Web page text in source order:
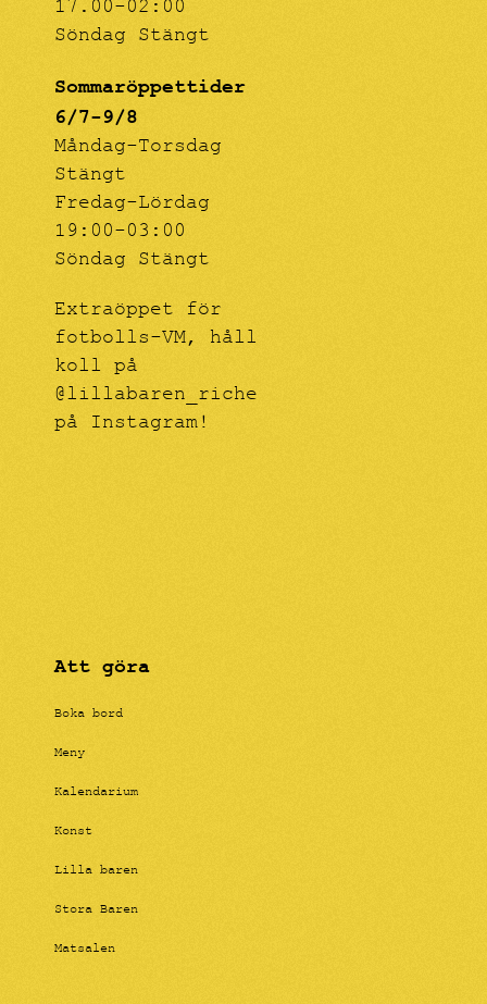
17.00-02:00
Söndag Stängt
Sommaröppettider
6/7-9/8
Måndag-Torsdag
Stängt
Fredag-Lördag
19:00-03:00
Söndag Stängt
Extraöppet för
fotbolls-VM, håll
koll på
@lillabaren_riche
på Instagram!
Att göra
Boka bord
Meny
Kalendarium
Konst
Lilla baren
Stora Baren
Matsalen